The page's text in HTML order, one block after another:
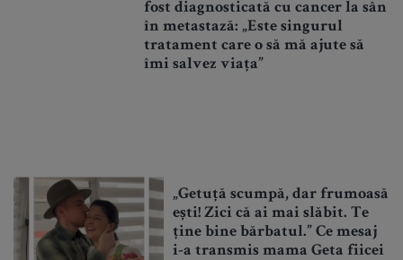
fost diagnosticată cu cancer la sân
în metastază: „Este singurul
tratament care o să mă ajute să
îmi salvez viața”
„Getuță scumpă, dar frumoasă
ești! Zici că ai mai slăbit. Te
ține bine bărbatul.” Ce mesaj
i-a transmis mama Geta fiicei